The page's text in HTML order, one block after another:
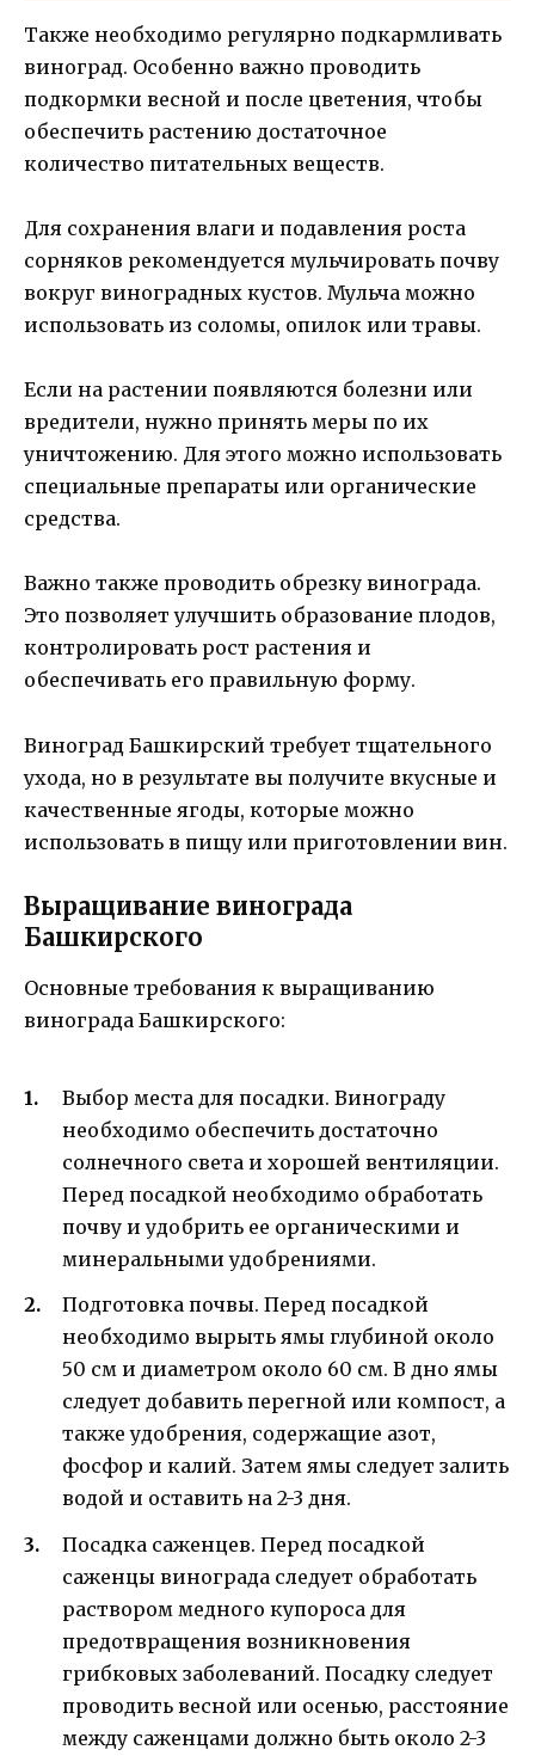
Также необходимо регулярно подкармливать
виноград. Особенно важно проводить
подкормки весной и после цветения, чтобы
обеспечить растению достаточное
количество питательных веществ.
Для сохранения влаги и подавления роста
сорняков рекомендуется мульчировать почву
вокруг виноградных кустов. Мульча можно
использовать из соломы, опилок или травы.
Если на растении появляются болезни или
вредители, нужно принять меры по их
уничтожению. Для этого можно использовать
специальные препараты или органические
средства.
Важно также проводить обрезку винограда.
Это позволяет улучшить образование плодов,
контролировать рост растения и
обеспечивать его правильную форму.
Виноград Башкирский требует тщательного
ухода, но в результате вы получите вкусные и
качественные ягоды, которые можно
использовать в пищу или приготовлении вин.
Выращивание винограда
Башкирского
Основные требования к выращиванию
винограда Башкирского:
Выбор места для посадки. Винограду
необходимо обеспечить достаточно
солнечного света и хорошей вентиляции.
Перед посадкой необходимо обработать
почву и удобрить ее органическими и
минеральными удобрениями.
Подготовка почвы. Перед посадкой
необходимо вырыть ямы глубиной около
50 см и диаметром около 60 см. В дно ямы
следует добавить перегной или компост, а
также удобрения, содержащие азот,
фосфор и калий. Затем ямы следует залить
водой и оставить на 2-3 дня.
Посадка саженцев. Перед посадкой
саженцы винограда следует обработать
раствором медного купороса для
предотвращения возникновения
грибковых заболеваний. Посадку следует
проводить весной или осенью, расстояние
между саженцами должно быть около 2-3